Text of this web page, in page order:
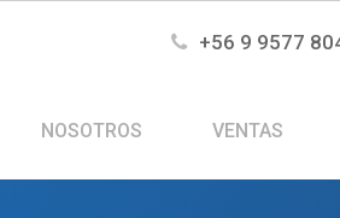
+56 9 9577
NOSOTROS VENTAS